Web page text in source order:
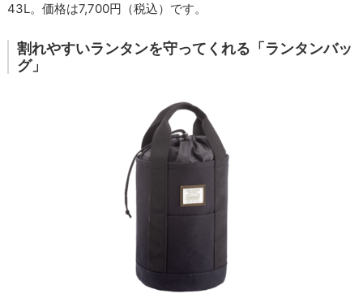
43L。価格は7,700円（税込）です。
割れやすいランタンを守ってくれる「ランタンバッ
グ」